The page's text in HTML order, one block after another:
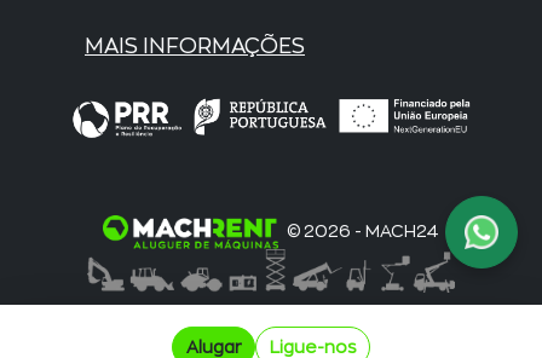
MAIS INFORMAÇÕES
© 2026 - MACH24
Alugar Ligue-nos